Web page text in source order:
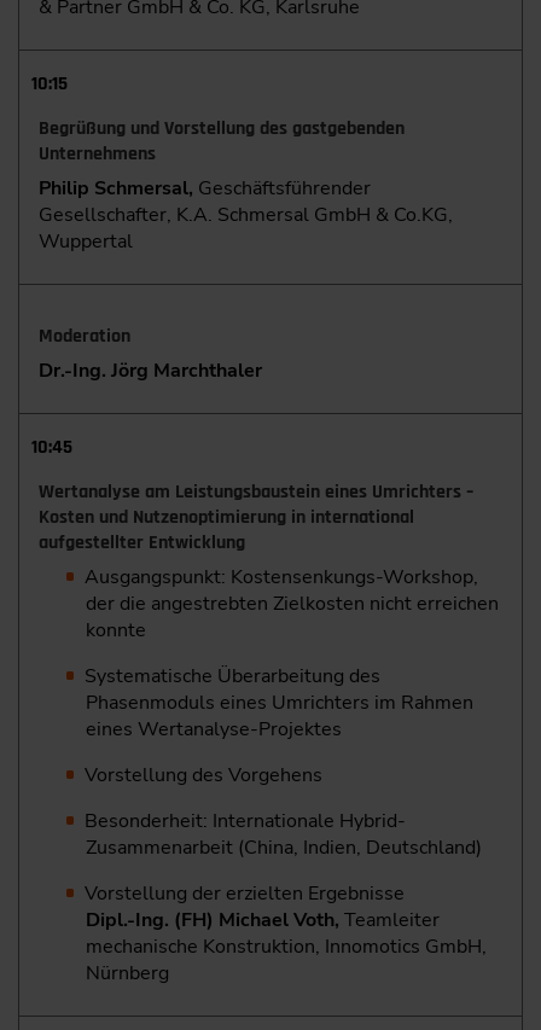
& Partner GmbH & Co. KG, Karlsruhe
10:15
Begrüßung und Vorstellung des gastgebenden
Unternehmens
Philip Schmersal, Geschäftsführender
Gesellschafter, K.A. Schmersal GmbH & Co.KG,
Wuppertal
Moderation
Dr.-Ing. Jörg Marchthaler
10:45
Wertanalyse am Leistungsbaustein eines Umrichters –
Kosten und Nutzenoptimierung in international
aufgestellter Entwicklung
Ausgangspunkt: Kostensenkungs-Workshop,
der die angestrebten Zielkosten nicht erreichen
konnte
Systematische Überarbeitung des
Phasenmoduls eines Umrichters im Rahmen
eines Wertanalyse-Projektes
Vorstellung des Vorgehens
Besonderheit: Internationale Hybrid-
Zusammenarbeit (China, Indien, Deutschland)
Vorstellung der erzielten Ergebnisse
Dipl.-Ing. (FH) Michael Voth, Teamleiter
mechanische Konstruktion, Innomotics GmbH,
Nürnberg